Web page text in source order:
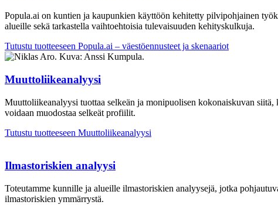
Popula.ai on kuntien ja kaupunkien käyttöön kehitetty pilvipohjainen
alueille sekä tarkastella vaihtoehtoisia tulevaisuuden kehityskulkuja.
Tutustu tuotteeseen Popula.ai – väestöennusteet ja skenaariot
Muuttoliikeanalyysi
Muuttoliikeanalyysi tuottaa selkeän ja monipuolisen kokonaiskuvan siitä,
voidaan muodostaa selkeät profiilit.
Tutustu tuotteeseen Muuttoliikeanalyysi
Ilmastoriskien analyysi
Toteutamme kunnille ja alueille ilmastoriskien analyysejä, jotka
ilmastoriskien ymmärrystä.